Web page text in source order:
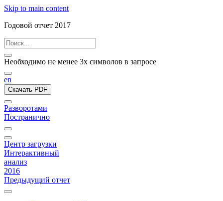
Skip to main content
Годовой отчет 2017
Необходимо не менее 3х символов в запросе
en
Скачать PDF
Разворотами
Постранично
Центр загрузки
Интерактивный
анализ
2016
Предыдущий отчет